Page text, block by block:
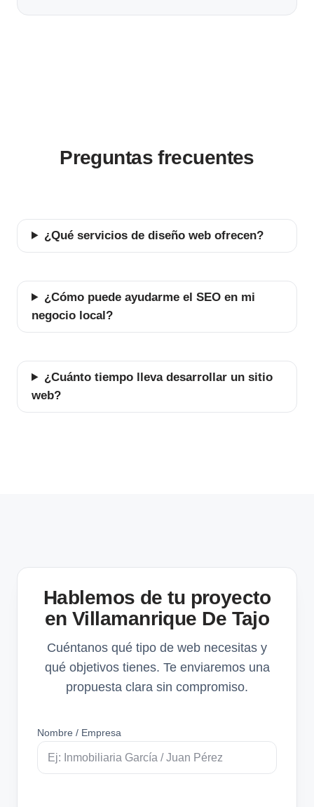
Preguntas frecuentes
¿Qué servicios de diseño web ofrecen?
¿Cómo puede ayudarme el SEO en mi
negocio local?
¿Cuánto tiempo lleva desarrollar un sitio
web?
Hablemos de tu proyecto
en Villamanrique De Tajo
Cuéntanos qué tipo de web necesitas y
qué objetivos tienes. Te enviaremos una
propuesta clara sin compromiso.
Nombre / Empresa